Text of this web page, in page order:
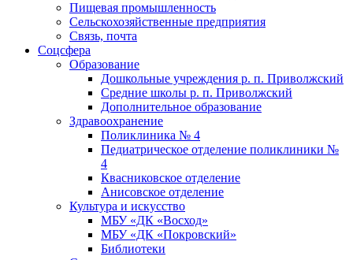
Пищевая промышленность
Сельскохозяйственные предприятия
Связь, почта
Соцсфера
Образование
Дошкольные учреждения р. п. Приволжский
Средние школы р. п. Приволжский
Дополнительное образование
Здравоохранение
Поликлиника № 4
Педиатрическое отделение поликлиники №
4
Квасниковское отделение
Анисовское отделение
Культура и искусство
МБУ «ДК «Восход»
МБУ «ДК «Покровский»
Библиотеки